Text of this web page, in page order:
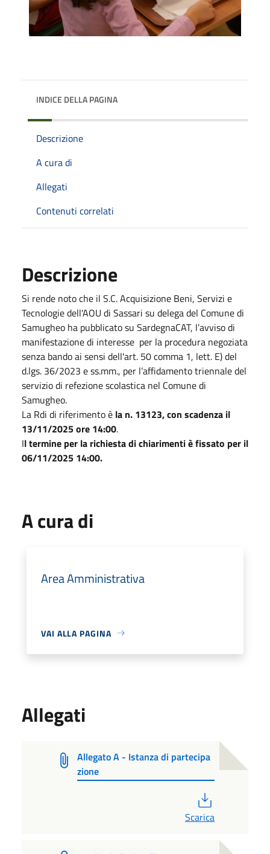
INDICE DELLA PAGINA
Descrizione
A cura di
Allegati
Contenuti correlati
Descrizione
Si rende noto che il S.C. Acquisizione Beni, Servizi e
Tecnologie dell'AOU di Sassari su delega del Comune di
Samugheo ha pubblicato su SardegnaCAT, l’avviso di
manifestazione di interesse per la procedura negoziata
senza bando ai sensi dell'art. 50 comma 1, lett. E) del
d.lgs. 36/2023 e ss.mm., per l’affidamento triennale del
servizio di refezione scolastica nel Comune di
Samugheo.
La Rdi di riferimento è la n. 13123, con scadenza il
13/11/2025 ore 14:00.
Il termine per la richiesta di chiarimenti è fissato per il
06/11/2025 14:00.
A cura di
Area Amministrativa
VAI ALLA PAGINA
Allegati
Allegato A - Istanza di partecipa
zione
Scarica